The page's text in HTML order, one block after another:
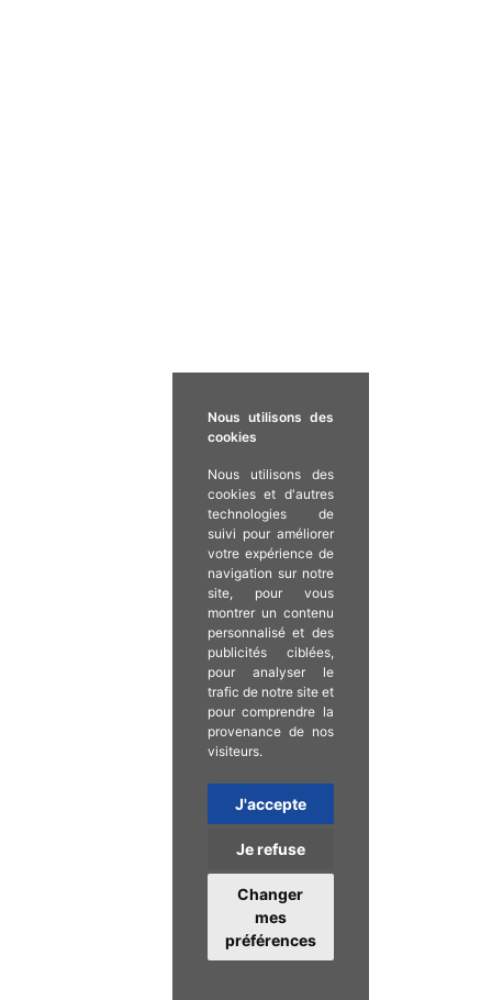
Nous utilisons des
cookies
Nous utilisons des
cookies et d'autres
technologies de
suivi pour améliorer
votre expérience de
navigation sur notre
site, pour vous
montrer un contenu
personnalisé et des
publicités ciblées,
pour analyser le
trafic de notre site et
pour comprendre la
provenance de nos
visiteurs.
J'accepte
Je refuse
Changer
mes
préférences